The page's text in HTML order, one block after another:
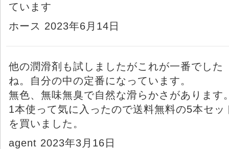
ています
ホース 2023年6月14日
他の潤滑剤も試しましたがこれが一番でした
ね。自分の中の定番になっています。
無色、無味無臭で自然な滑らかさがあります
1本使って気に入ったので送料無料の5本セッ
を買いました。
agent 2023年3月16日